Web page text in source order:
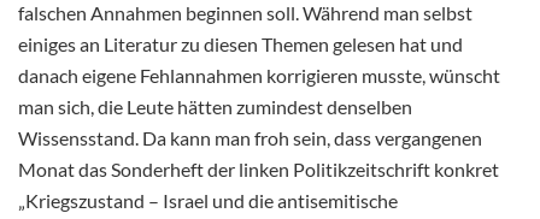
falschen Annahmen beginnen soll. Während man selbst
einiges an Literatur zu diesen Themen gelesen hat und
danach eigene Fehlannahmen korrigieren musste, wünscht
man sich, die Leute hätten zumindest denselben
Wissensstand. Da kann man froh sein, dass vergangenen
Monat das Sonderheft der linken Politikzeitschrift konkret
„Kriegszustand – Israel und die antisemitische